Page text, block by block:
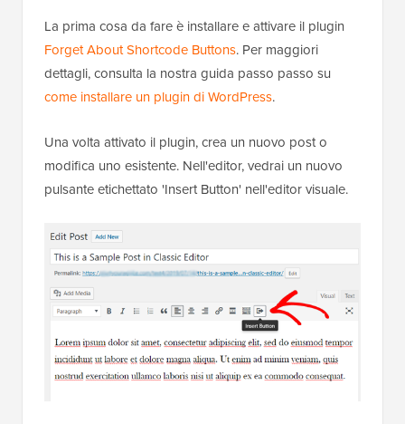
La prima cosa da fare è installare e attivare il plugin
Forget About Shortcode Buttons. Per maggiori
dettagli, consulta la nostra guida passo passo su
come installare un plugin di WordPress.
Una volta attivato il plugin, crea un nuovo post o
modifica uno esistente. Nell'editor, vedrai un nuovo
pulsante etichettato 'Insert Button' nell'editor visuale.